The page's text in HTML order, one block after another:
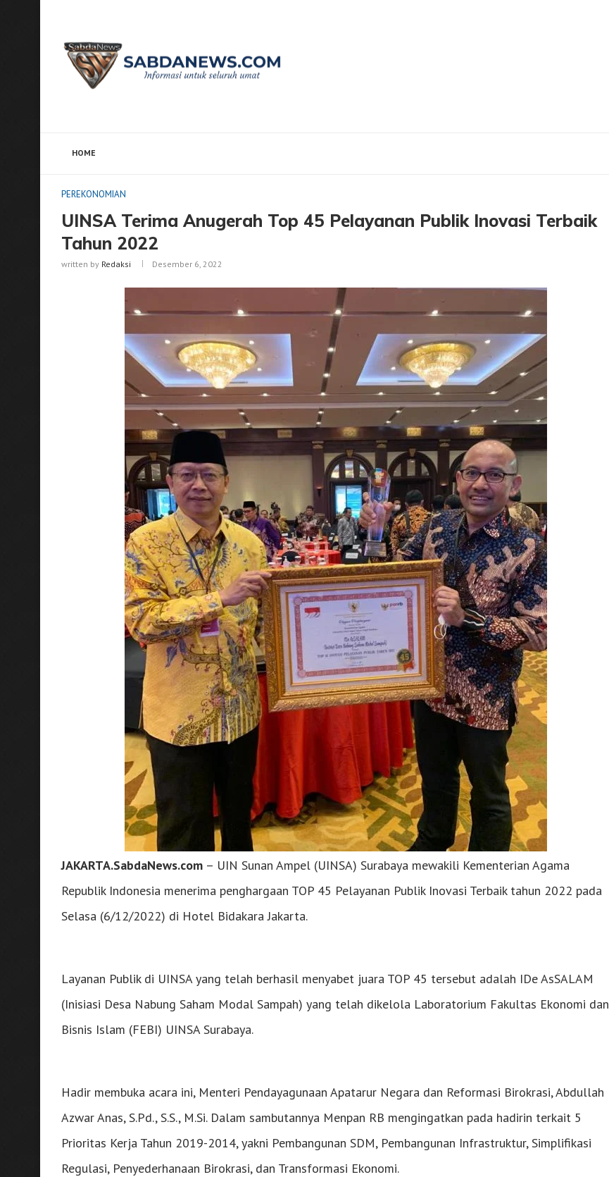
HOME
PEREKONOMIAN
UINSA Terima Anugerah Top 45 Pelayanan Publik Inovasi Terbaik
Tahun 2022
written by Redaksi Desember 6, 2022
JAKARTA.SabdaNews.com – UIN Sunan Ampel (UINSA) Surabaya mewakili Kementerian Agama
Republik Indonesia menerima penghargaan TOP 45 Pelayanan Publik Inovasi Terbaik tahun 2022 pada
Selasa (6/12/2022) di Hotel Bidakara Jakarta.
Layanan Publik di UINSA yang telah berhasil menyabet juara TOP 45 tersebut adalah IDe AsSALAM
(Inisiasi Desa Nabung Saham Modal Sampah) yang telah dikelola Laboratorium Fakultas Ekonomi dan
Bisnis Islam (FEBI) UINSA Surabaya.
Hadir membuka acara ini, Menteri Pendayagunaan Apatarur Negara dan Reformasi Birokrasi, Abdullah
Azwar Anas, S.Pd., S.S., M.Si. Dalam sambutannya Menpan RB mengingatkan pada hadirin terkait 5
Prioritas Kerja Tahun 2019-2014, yakni Pembangunan SDM, Pembangunan Infrastruktur, Simplifikasi
Regulasi, Penyederhanaan Birokrasi, dan Transformasi Ekonomi.